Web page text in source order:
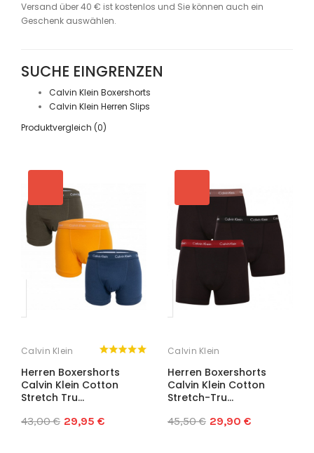
Versand über 40 € ist kostenlos und Sie können auch ein
Geschenk auswählen.
SUCHE EINGRENZEN
Calvin Klein Boxershorts
Calvin Klein Herren Slips
Produktvergleich (0)
Calvin Klein
Herren Boxershorts
Calvin Klein Cotton
Stretch Tru...
43,00 € 29,95 €
Calvin Klein
Herren Boxershorts
Calvin Klein Cotton
Stretch-Tru...
45,50 € 29,90 €